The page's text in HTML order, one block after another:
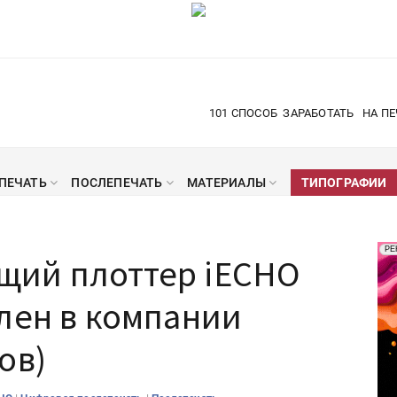
101 СПОСОБ ЗАРАБОТАТЬ НА
ПЕЧАТЬ ПОСЛЕПЕЧАТЬ МАТЕРИАЛЫ ТИПОГРАФИИ
плоттер iECHO
в компании